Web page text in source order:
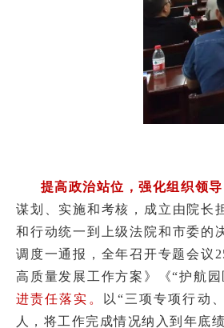
提高政治站位，强化组织领
谋划、实施和考核，成立由院长
和行动统一到上级法院和市委的
调度一通报，全年召开专题会议
高质量发展工作方案》《“护航
进责任落实。
以“三项专项行动
人，将工作完成情况纳入到年底